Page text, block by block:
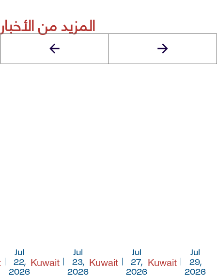
المزيد من الأخبار
Jul
29,
2026
Kuwait
Jul
27,
2026
Kuwait
Jul
23,
2026
Kuwait
Jul
22,
2026